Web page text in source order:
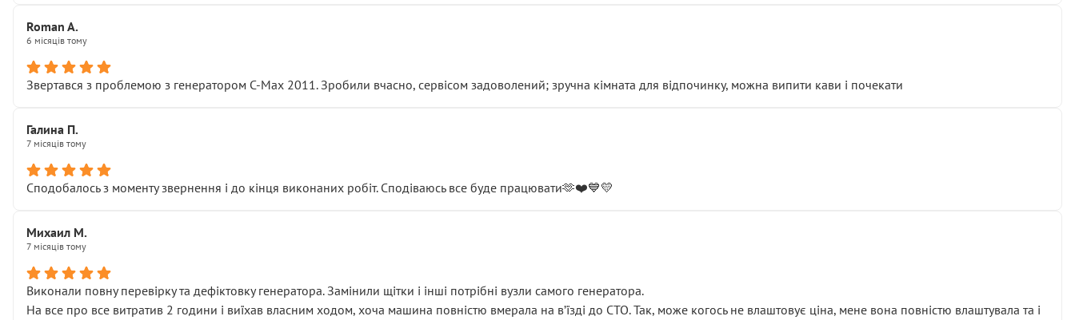
Roman A.
6 місяців тому
Звертався з проблемою з генератором C-Max 2011. Зробили вчасно, сервісом задоволений; зручна кімната для відпочинку, можна випити кави і почекати
Галина П.
7 місяців тому
Сподобалось з моменту звернення і до кінця виконаних робіт. Сподіваюсь все буде працювати🫶❤️💙💛
Михаил М.
7 місяців тому
Виконали повну перевірку та дефіктовку генератора. Замінили щітки і інші потрібні вузли самого генератора.
На все про все витратив 2 години і виїхав власним ходом, хоча машина повністю вмерала на вʼїзді до СТО. Так, може когось не влаштовує ціна, мене вона повністю влаштувала та і